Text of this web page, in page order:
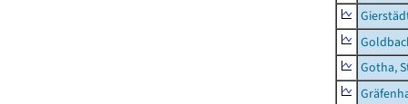
Gotha,